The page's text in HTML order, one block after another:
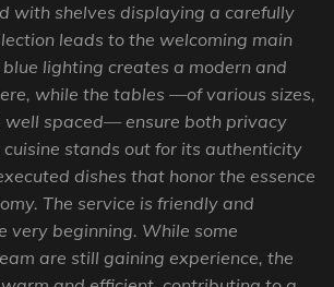
with shelves displaying a carefully
leads to the welcoming main
lighting creates a modern and
while the tables —of various sizes,
well spaced— ensure both privacy
stands out for its authenticity
dishes that honor the essence
The service is friendly and
very beginning. While some
are still gaining experience, the